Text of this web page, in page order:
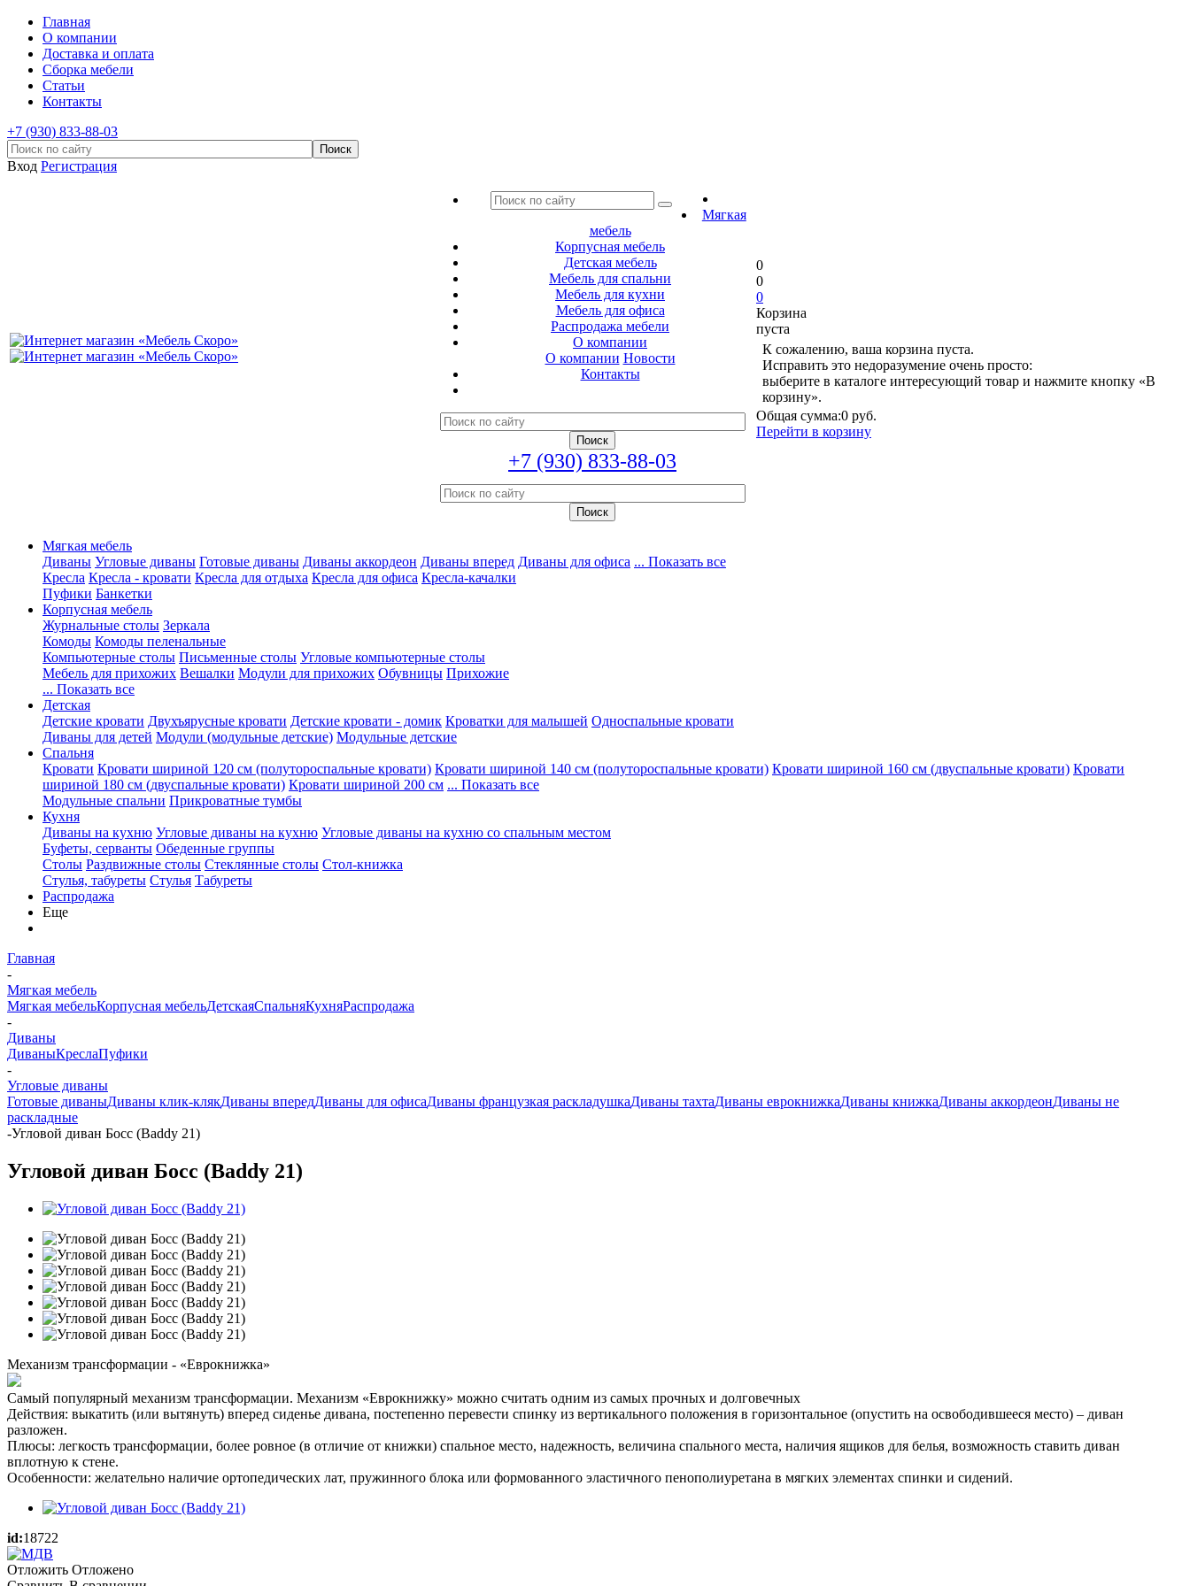
Главная
О компании
Доставка и оплата
Сборка мебели
Статьи
Контакты
+7 (930) 833-88-03
Вход Регистрация
Мягкая
мебель
Корпусная мебель
Детская мебель
Мебель для спальни
Мебель для кухни
Мебель для офиса
Распродажа мебели
О компании
О компании Новости
Контакты
+7 (930) 833-88-03
0
0
0
Корзина
пуста
К сожалению, ваша корзина пуста.
Исправить это недоразумение очень просто:
выберите в каталоге интересующий товар и нажмите кнопку «В
корзину».
Общая сумма:0 руб.
Перейти в корзину
Мягкая мебель
Диваны Угловые диваны Готовые диваны Диваны аккордеон Диваны вперед Диваны для офиса ... Показать все
Кресла Кресла - кровати Кресла для отдыха Кресла для офиса Кресла-качалки
Пуфики Банкетки
Корпусная мебель
Журнальные столы Зеркала
Комоды Комоды пеленальные
Компьютерные столы Письменные столы Угловые компьютерные столы
Мебель для прихожих Вешалки Модули для прихожих Обувницы Прихожие
... Показать все
Детская
Детские кровати Двухъярусные кровати Детские кровати - домик Кроватки для малышей Односпальные кровати
Диваны для детей Модули (модульные детские) Модульные детские
Спальня
Кровати Кровати шириной 120 см (полутороспальные кровати) Кровати шириной 140 см (полутороспальные кровати) Кровати шириной 160 см (двуспальные кровати) Кровати
шириной 180 см (двуспальные кровати) Кровати шириной 200 см ... Показать все
Модульные спальни Прикроватные тумбы
Кухня
Диваны на кухню Угловые диваны на кухню Угловые диваны на кухню со спальным местом
Буфеты, серванты Обеденные группы
Столы Раздвижные столы Стеклянные столы Стол-книжка
Стулья, табуреты Стулья Табуреты
Распродажа
Еще
Главная
-
Мягкая мебель
Мягкая мебельКорпусная мебельДетскаяСпальняКухняРаспродажа
-
Диваны
ДиваныКреслаПуфики
-
Угловые диваны
Готовые диваныДиваны клик-клякДиваны впередДиваны для офисаДиваны французкая раскладушкаДиваны тахтаДиваны еврокнижкаДиваны книжкаДиваны аккордеонДиваны не
раскладные
-Угловой диван Босс (Baddy 21)
Угловой диван Босс (Baddy 21)
Механизм трансформации - «Еврокнижка»
Самый популярный механизм трансформации. Механизм «Еврокнижку» можно считать одним из самых прочных и долговечных
Действия: выкатить (или вытянуть) вперед сиденье дивана, постепенно перевести спинку из вертикального положения в горизонтальное (опустить на освободившееся место) – диван
разложен.
Плюсы: легкость трансформации, более ровное (в отличие от книжки) спальное место, надежность, величина спального места, наличия ящиков для белья, возможность ставить диван
вплотную к стене.
Особенности: желательно наличие ортопедических лат, пружинного блока или формованного эластичного пенополиуретана в мягких элементах спинки и сидений.
id:18722
Отложить Отложено